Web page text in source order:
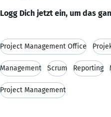
Logg Dich jetzt ein, um das
Project Management Office
Management Scrum Reporting
Project Management